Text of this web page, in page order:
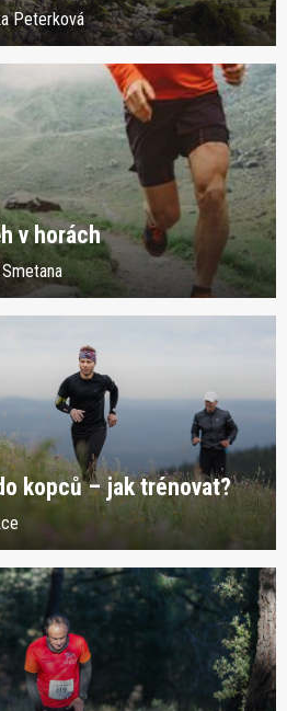
Peterková
v horách
kopců – jak trénovat?